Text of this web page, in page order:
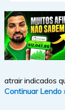
atrair indicados
Continuar Lendo